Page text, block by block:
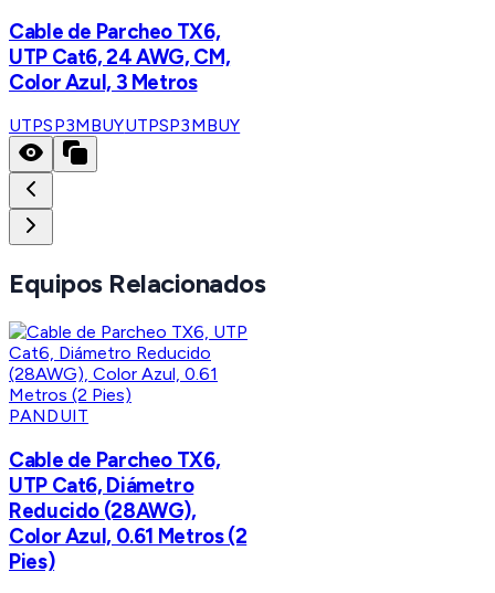
Cable de Parcheo TX6,
UTP Cat6, 24 AWG, CM,
Color Azul, 3 Metros
UTPSP3MBUYUTPSP3MBUY
Equipos Relacionados
PANDUIT
Cable de Parcheo TX6,
UTP Cat6, Diámetro
Reducido (28AWG),
Color Azul, 0.61 Metros (2
Pies)